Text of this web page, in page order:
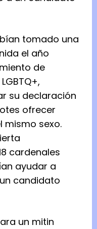
tomado una
el año
de
su declaración
ofrecer
mismo sexo.
cardenales
ayudar a
candidato
un mitin